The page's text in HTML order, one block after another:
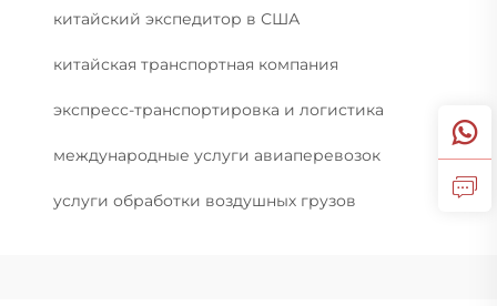
китайский экспедитор в США
китайская транспортная компания
экспресс-транспортировка и логистика
международные услуги авиаперевозок
услуги обработки воздушных грузов